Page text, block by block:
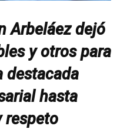
Arbeláez dejó
y otros para
destacada
hasta
respeto